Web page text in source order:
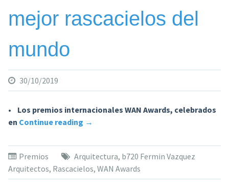
des
Variétés
mejor rascacielos del
mundo
30/10/2019
• Los premios internacionales WAN Awards, celebrados
en Continue reading «b720
Vázquez
Arquitectos
gana
→
Premios Arquitectura, b720 Fermin Vazquez
Arquitectos, Rascacielos, WAN Awards